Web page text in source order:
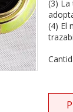
y japonesa
de
(3) La
(4) El